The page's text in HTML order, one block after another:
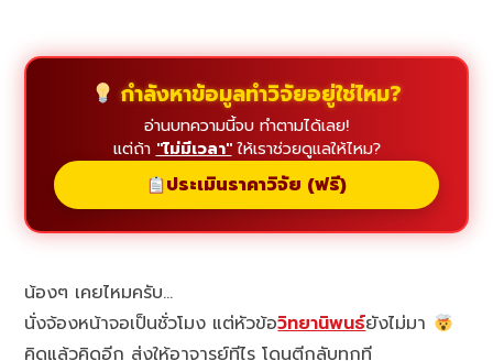
กำลังหาข้อมูลทำวิจัยอยู่ใช่ไหม?
อ่านบทความนี้จบ ทำตามได้เลย!
แต่ถ้า "ไม่มีเวลา"ให้เราช่วยดูแลให้ไหม?
ประเมินราคาวิจัย (ฟรี)
น้องๆ เคยไหมครับ…
นั่งจ้องหน้าจอเป็นชั่วโมง แต่หัวข้อวิทยานิพนธ์ยังไม่มา
คิดแล้วคิดอีก ส่งให้อาจารย์ทีไร โดนตีกลับทุกที